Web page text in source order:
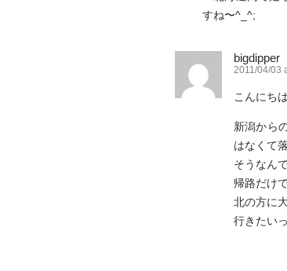
すね〜^_^;
bigdipper
2011/04/03
こんにち
新潟から
はなくて
そうなんで
帰路だけ
北の方に
行きたい